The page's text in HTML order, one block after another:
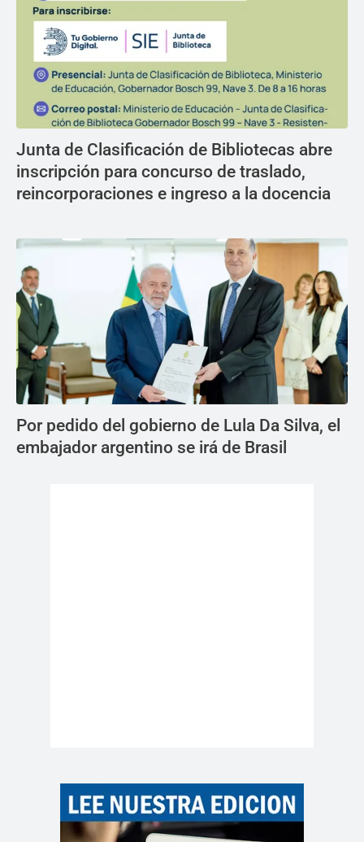
Junta de Clasificación de Bibliotecas abre
inscripción para concurso de traslado,
reincorporaciones e ingreso a la docencia
Por pedido del gobierno de Lula Da Silva, el
embajador argentino se irá de Brasil